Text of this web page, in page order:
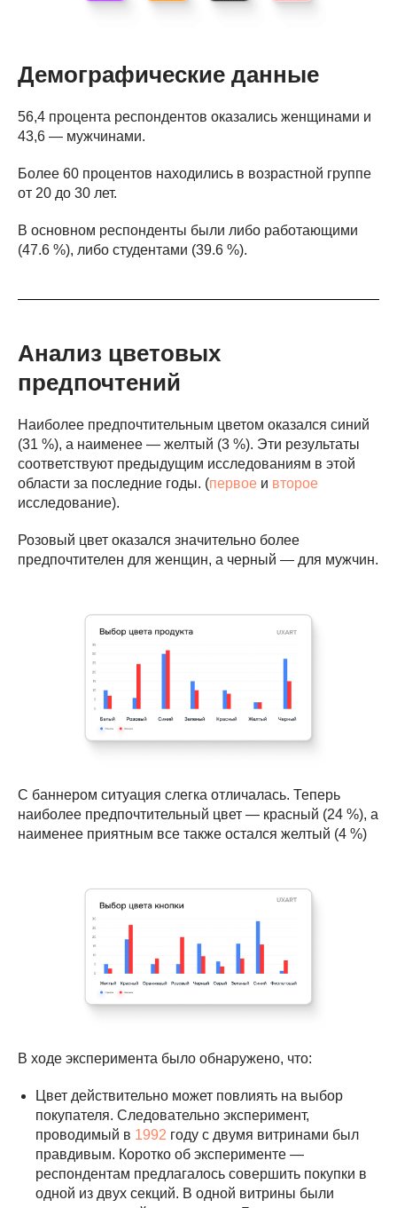
Демографические данные
56,4 процента респондентов оказались женщинами и
43,6 — мужчинами.
Более 60 процентов находились в возрастной группе
от 20 до 30 лет.
В основном респонденты были либо работающими
(47.6 %), либо студентами (39.6 %).
Анализ цветовых
предпочтений
Наиболее предпочтительным цветом оказался синий
(31 %), а наименее — желтый (3 %). Эти результаты
соответствуют предыдущим исследованиям в этой
области за последние годы. (первое и второе
исследование).
Розовый цвет оказался значительно более
предпочтителен для женщин, а черный — для мужчин.
С баннером ситуация слегка отличалась. Теперь
наиболее предпочтительный цвет — красный (24 %), а
наименее приятным все также остался желтый (4 %)
В ходе эксперимента было обнаружено, что:
Цвет действительно может повлиять на выбор
покупателя. Следовательно эксперимент,
проводимый в 1992 году с двумя витринами был
правдивым. Коротко об эксперименте —
респондентам предлагалось совершить покупки в
одной из двух секций. В одной витрины были